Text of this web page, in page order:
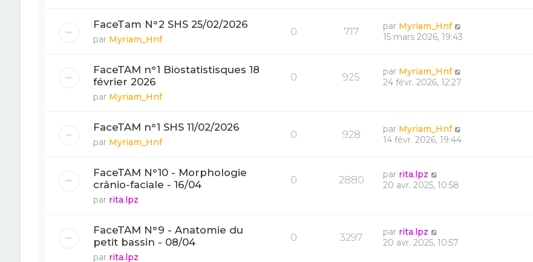
FaceTam N°2 SHS 25/02/2026
par Myriam_Hnf
0 717 par Myriam_Hnf
15 mars 2026, 19:43
FaceTAM n°1 Biostatistisques 18
février 2026
par Myriam_Hnf
0 925 par Myriam_Hnf
24 févr. 2026, 12:27
FaceTAM n°1 SHS 11/02/2026
par Myriam_Hnf
0 928 par Myriam_Hnf
14 févr. 2026, 19:44
FaceTAM N°10 - Morphologie
crânio-faciale - 16/04
par rita.lpz
0 2880 par rita.lpz
20 avr. 2025, 10:58
FaceTAM N°9 - Anatomie du
petit bassin - 08/04
par rita.lpz
0 3297 par rita.lpz
20 avr. 2025, 10:57